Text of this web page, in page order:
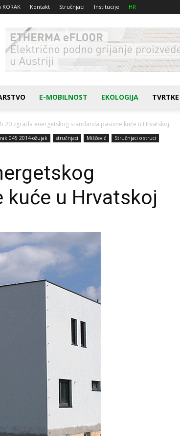
Kontakt Stručnjaci Institucije HR
E-MOBILNOST EKOLOGIJA TVRTKE
20 zgrada energetskog standarda pasivne kuće u Hrvatskoj
045 2014-ožujak stručnjaci Miščević
Stručnjaci o struci
kuće u Hrvatskoj